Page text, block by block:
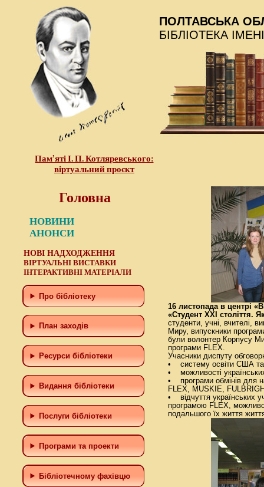
Пам’яті І. П. Котляревського:
віртуальний проєкт
ПОЛТАВСЬКА
БІБЛІОТЕКА
Головна
НОВИНИ
АНОНСИ
НОВІ НАДХОДЖЕННЯ
ВІРТУАЛЬНІ ВИСТАВКИ
ІНТЕРАКТИВНІ МАТЕРІАЛИ
Про бібліотеку
План заходів
Ресурси бібліотеки
Видання бібліотеки
Послуги бібліотеки
Програми та проекти
Бiблiотечному фахiвцю
16 листопада в центрі
«Студент ХХІ століття.
студенти, учні, вчителі,
Миру, випускники
були волонтер Корпусу
програми FLEX.
Учасники диспуту
• систему освіти США та
• можливості
• програми обмінів для
FLEX, MUSKIE,
• відчуття українських
програмою FLEX,
подальшого їх життя